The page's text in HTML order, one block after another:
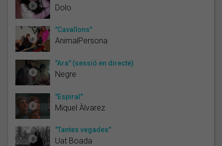
Dolo
"Cavallons"
AnimalPersona
"Ara" (sessió en directe)
Negre
"Espiral"
Miquel Àlvarez
"Tantes vegades"
Uat Boada